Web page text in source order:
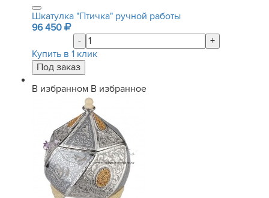
Шкатулка "Птичка" ручной работы
96 450
-
+
Купить в 1 клик
В избранном В избранное